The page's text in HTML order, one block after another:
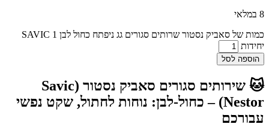
8 במלאי
כמות של סאביק נסטור שרותים סגורים גג ניפתח כחול לבן SAVIC 1
יחידות
הוספה לסל
🐱 שירותים סגורים סאביק נסטור (Savic
Nestor) – כחול-לבן: נוחות לחתול, שקט נפשי
עבורכם